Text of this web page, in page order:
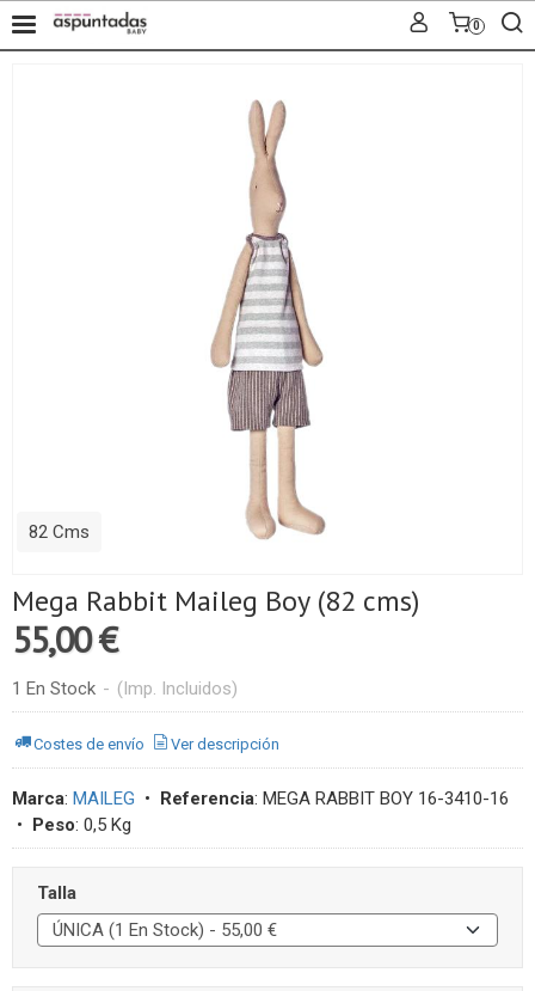
0
82 Cms
Mega Rabbit Maileg Boy (82 cms)
55,00 €
1 En Stock - (Imp. Incluidos)
Costes de envío Ver descripción
Marca: MAILEG • Referencia: MEGA RABBIT BOY 16-3410-16
• Peso: 0,5 Kg
Talla